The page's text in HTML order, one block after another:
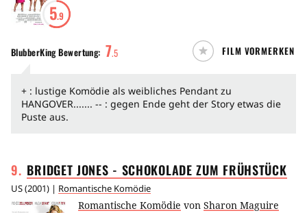
5.9
BlubberKingBewertung: 7.5 FILM VORMERKEN
+ : lustige Komödie als weibliches Pendant zu
HANGOVER....... -- : gegen Ende geht der Story etwas die
Puste aus.
9. BRIDGET JONES - SCHOKOLADE ZUM FRÜHSTÜCK
US(2001) | Romantische Komödie
Romantische Komödie von Sharon Maguire